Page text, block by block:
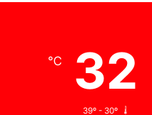
32
℃